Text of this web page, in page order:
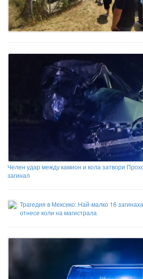
Челен удар между камион и кола затвори
загинал
Трагедия в Мексико: Най-малко 16
отнесе коли на магистрала